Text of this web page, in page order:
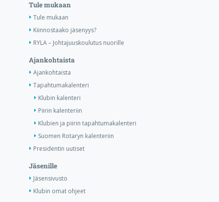
Tule mukaan
Tule mukaan
Kiinnostaako jäsenyys?
RYLA – Johtajuuskoulutus nuorille
Ajankohtaista
Ajankohtaista
Tapahtumakalenteri
Klubin kalenteri
Piirin kalenteriin
Klubien ja piirin tapahtumakalenteri
Suomen Rotaryn kalenteriin
Presidentin uutiset
Jäsenille
Jäsensivusto
Klubin omat ohjeet